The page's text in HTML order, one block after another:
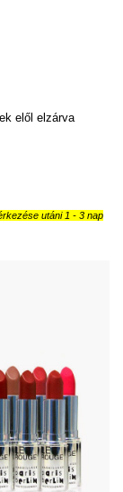
elől elzárva
utáni 1 - 3 nap